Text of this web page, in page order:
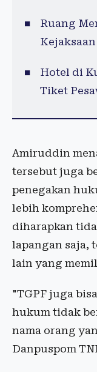
Ruang
Hotel di
Tiket
Amiruddin
tersebut juga
penegakan
lebih
diharapkan
lapangan saja,
lain yang
"TGPF juga
hukum tidak
nama orang
Danpuspom